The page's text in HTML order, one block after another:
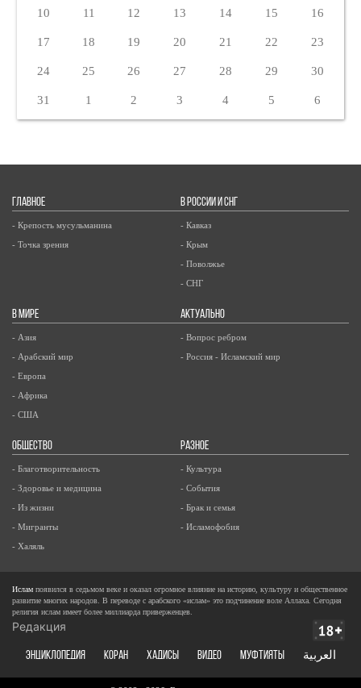
10 11 12 13 14 15 16
17 18 19 20 21 22 23
24 25 26 27 28 29 30
31 1 2 3 4 5 6
ГЛАВНОЕ
- Крепость мусульманина
- Точка зрения
В РОССИИ И СНГ
- Кавказ
- Крым
- Поволжье
- СНГ
В МИРЕ
- Азия
- Арабский мир
- Европа
- Африка
- США
АКТУАЛЬНО
- Вопрос ребром
- Россия - Исламский мир
ОБЩЕСТВО
- Благотворительность
- Здоровье и медицина
- Из жизни
- Мигранты
- Халяль
РАЗНОЕ
- Культура
- События
- Брак и семья
- Исламофобия
Ислам появился в седьмом веке и оказал огромное влияние на историю, культуру и общественное
развитие многих народов. В переводе с арабского «ислам» это подчинение воле Аллаха. Сегодня
религия ислам имеет более миллиарда приверженцев.
Редакция
ЭНЦИКЛОПЕДИЯ КОРАН ХАДИСЫ ВИДЕО Муфтияты العربية